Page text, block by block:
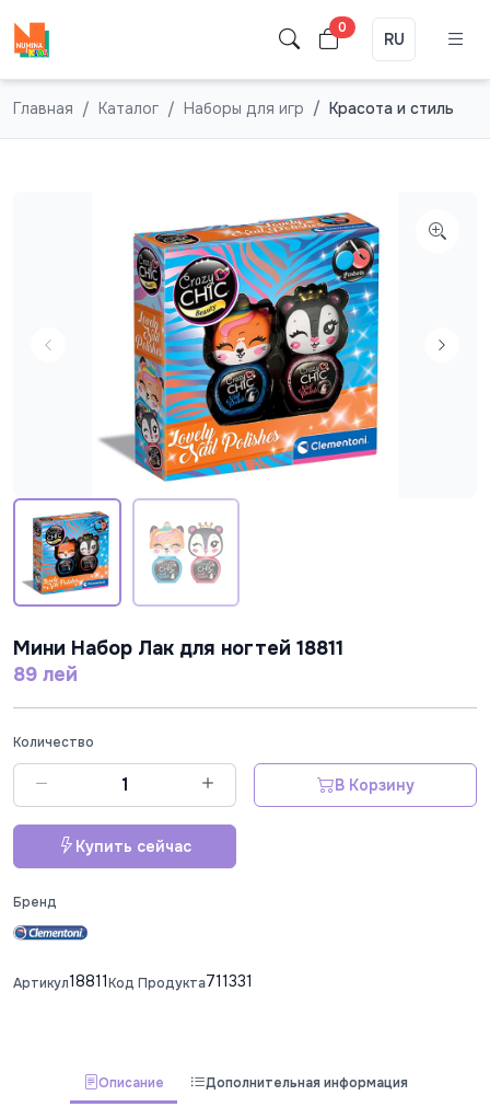
0
RU
Главная Каталог Наборы для игр Красота и стиль
Мини Набор Лак для ногтей 18811
89 лей
Количество
В Корзину
Купить сейчас
Бренд
Артикул18811Код Продукта711331
Описание Дополнительная информация